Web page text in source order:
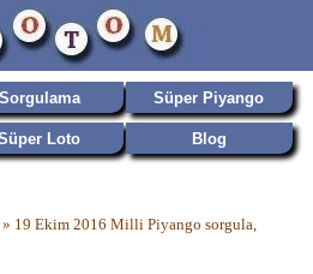
Sorgulama Süper Piyango
Loto Blog
19 Ekim 2016 Milli Piyango sorgula,